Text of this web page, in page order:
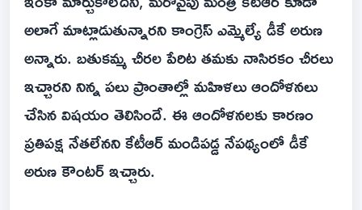
అలాగే మాట్లాడుతున్నార‌ని కాంగ్రెస్ ఎమ్మెల్యే డీకే అరుణ
అన్నారు. బ‌తుక‌మ్మ చీర‌ల పేరిట త‌మ‌కు నాసిర‌కం చీర‌లు
ఇచ్చార‌ని నిన్న ప‌లు ప్రాంతాల్లో మ‌హిళ‌లు ఆందోళ‌న‌లు
చేసిన విష‌యం తెలిసిందే. ఈ ఆందోళ‌న‌ల‌కు కార‌ణం
ప్ర‌తిప‌క్ష నేత‌లేన‌ని కేటీఆర్ మండిప‌డ్డ నేప‌థ్యంలో డీకే
అరుణ కౌంట‌ర్ ఇచ్చారు.